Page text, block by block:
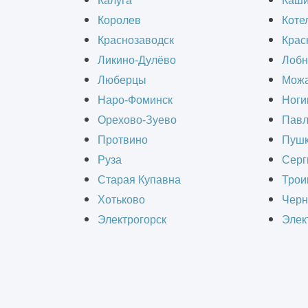
Королев
Краснозаводск
Ликино-Дулёво
Люберцы
Наро-Фоминск
Орехово-Зуево
Протвино
Руза
Старая Купавна
Хотьково
Электрогорск
Устанавливаем эффективные
Гарантируем надежную работу
Какое оборудование
В состав вентсистем входят
Вентиляторы. Основной вид
отработанных воздушных
работают с высокой